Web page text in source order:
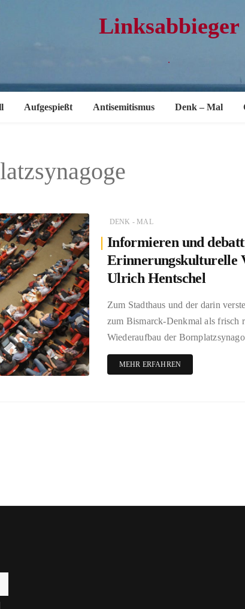
Linksabbieger
.
Aufgespießt Antisemitismus Denk – Mal
DENK - MAL
Informieren und
Erinnerungskulturelle
Ulrich Hentschel
Zum Stadthaus und der darin
zum Bismarck-Denkmal als frisch
Wiederaufbau der
MEHR ERFAHREN